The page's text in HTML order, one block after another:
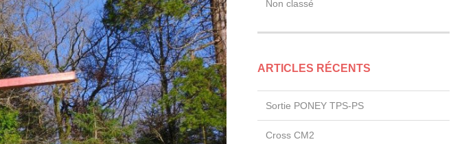
Non classé
ARTICLES RÉCENTS
Sortie PONEY TPS-PS
Cross CM2